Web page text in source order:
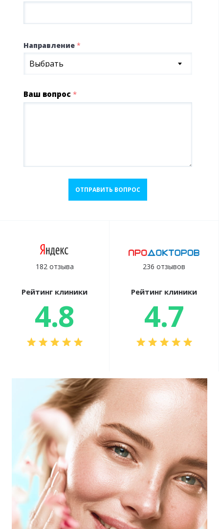
Направление *
Выбрать
Ваш вопрос *
ОТПРАВИТЬ ВОПРОС
182 отзыва
Рейтинг клиники
4.8
236 отзывов
Рейтинг клиники
4.7